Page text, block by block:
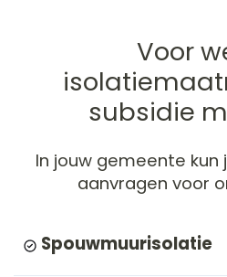
Voor
subsidie
In jouw gemeente kun
aanvragen voor
Spouwmuurisolatie